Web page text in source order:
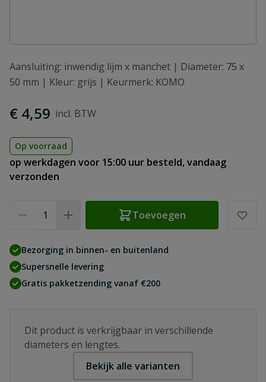
Aansluiting: inwendig lijm x manchet | Diameter: 75 x
50 mm | Kleur: grijs | Keurmerk: KOMO
€ 4,59
Op voorraad
op werkdagen voor 15:00 uur besteld, vandaag
verzonden
Toevoegen
Bezorging in binnen- en buitenland
Supersnelle levering
Gratis pakketzending vanaf €200
Dit product is verkrijgbaar in verschillende
diameters en lengtes.
Bekijk alle varianten